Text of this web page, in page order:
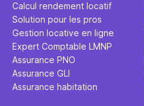
Calcul rendement locatif
Solution pour les pros
Gestion locative en ligne
Expert Comptable LMNP
Assurance PNO
Assurance GLI
Assurance habitation